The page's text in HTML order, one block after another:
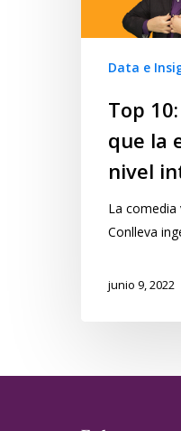
Data e
Top
que la
nivel
La comedia
Conlleva
junio 9, 2022